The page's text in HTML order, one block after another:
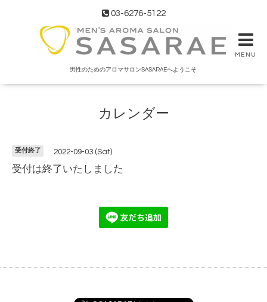
03-6276-5122
MENU
男性のためのアロマサロンSASARAEへようこそ
カレンダー
受付終了 2022-09-03 (Sat)
受付は終了いたしました